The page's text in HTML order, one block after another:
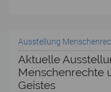
Ausstellung
Aktuelle
Menschenrechte
Geistes